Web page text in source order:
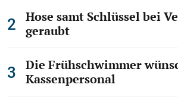
Die Grafenberger rocken
Hose samt Schlüssel bei
geraubt
Die Frühschwimmer
Kassenpersonal